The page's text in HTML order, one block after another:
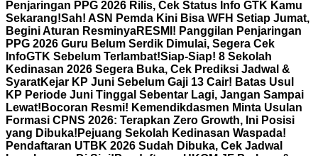
Penjaringan PPG 2026 Rilis, Cek Status Info GTK Kamu
Sekarang!Sah! ASN Pemda Kini Bisa WFH Setiap Jumat,
Begini Aturan ResminyaRESMI! Panggilan Penjaringan
PPG 2026 Guru Belum Serdik Dimulai, Segera Cek
InfoGTK Sebelum Terlambat!Siap-Siap! 8 Sekolah
Kedinasan 2026 Segera Buka, Cek Prediksi Jadwal &
SyaratKejar KP Juni Sebelum Gaji 13 Cair! Batas Usul
KP Periode Juni Tinggal Sebentar Lagi, Jangan Sampai
Lewat! Bocoran Resmi! Kemendikdasmen Minta Usulan
Formasi CPNS 2026: Terapkan Zero Growth, Ini Posisi
yang Dibuka! Pejuang Sekolah Kedinasan Waspada!
Pendaftaran UTBK 2026 Sudah Dibuka, Cek Jadwal